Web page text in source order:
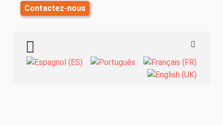
Contactez-nous
TOGGLE MENU